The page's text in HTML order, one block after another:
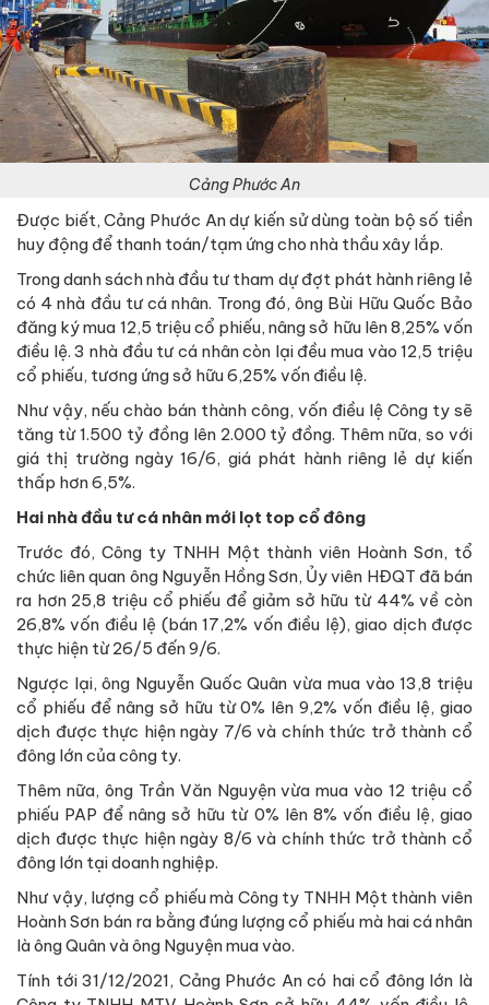
Cảng Phước An
Được biết, Cảng Phước An dự kiến sử dùng toàn bộ số tiền
huy động để thanh toán/tạm ứng cho nhà thầu xây lắp.
Trong danh sách nhà đầu tư tham dự đợt phát hành riêng lẻ
có 4 nhà đầu tư cá nhân. Trong đó, ông Bùi Hữu Quốc Bảo
đăng ký mua 12,5 triệu cổ phiếu, nâng sở hữu lên 8,25% vốn
điều lệ. 3 nhà đầu tư cá nhân còn lại đều mua vào 12,5 triệu
cổ phiếu, tương ứng sở hữu 6,25% vốn điều lệ.
Như vậy, nếu chào bán thành công, vốn điều lệ Công ty sẽ
tăng từ 1.500 tỷ đồng lên 2.000 tỷ đồng. Thêm nữa, so với
giá thị trường ngày 16/6, giá phát hành riêng lẻ dự kiến
thấp hơn 6,5%.
Hai nhà đầu tư cá nhân mới lọt top cổ đông
Trước đó, Công ty TNHH Một thành viên Hoành Sơn, tổ
chức liên quan ông Nguyễn Hồng Sơn, Ủy viên HĐQT đã bán
ra hơn 25,8 triệu cổ phiếu để giảm sở hữu từ 44% về còn
26,8% vốn điều lệ (bán 17,2% vốn điều lệ), giao dịch được
thực hiện từ 26/5 đến 9/6.
Ngược lại, ông Nguyễn Quốc Quân vừa mua vào 13,8 triệu
cổ phiếu để nâng sở hữu từ 0% lên 9,2% vốn điều lệ, giao
dịch được thực hiện ngày 7/6 và chính thức trở thành cổ
đông lớn của công ty.
Thêm nữa, ông Trần Văn Nguyện vừa mua vào 12 triệu cổ
phiếu PAP để nâng sở hữu từ 0% lên 8% vốn điều lệ, giao
dịch được thực hiện ngày 8/6 và chính thức trở thành cổ
đông lớn tại doanh nghiệp.
Như vậy, lượng cổ phiếu mà Công ty TNHH Một thành viên
Hoành Sơn bán ra bằng đúng lượng cổ phiếu mà hai cá nhân
là ông Quân và ông Nguyện mua vào.
Tính tới 31/12/2021, Cảng Phước An có hai cổ đông lớn là